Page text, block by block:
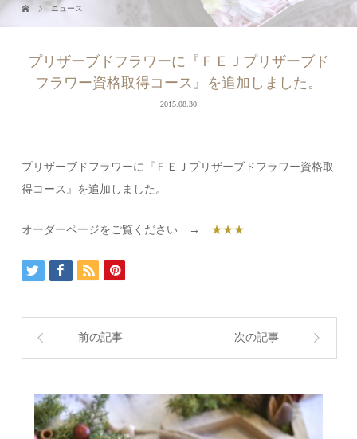
ニュース
プリザーブドフラワーに『ＦＥＪプリザーブド
フラワー資格取得コース』を追加しました。
2015.08.30
プリザーブドフラワーに『ＦＥＪプリザーブドフラワー資格取
得コース』を追加しました。
オーダーページをご覧ください → ★★★
前の記事 次の記事